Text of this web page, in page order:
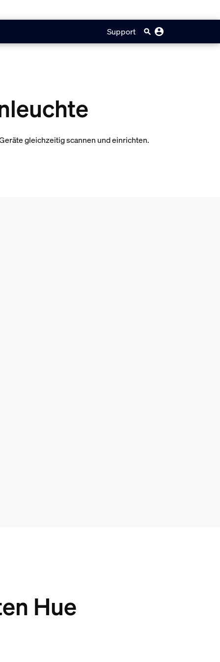
Support
gleichzeitig scannen und einrichten.
Hue